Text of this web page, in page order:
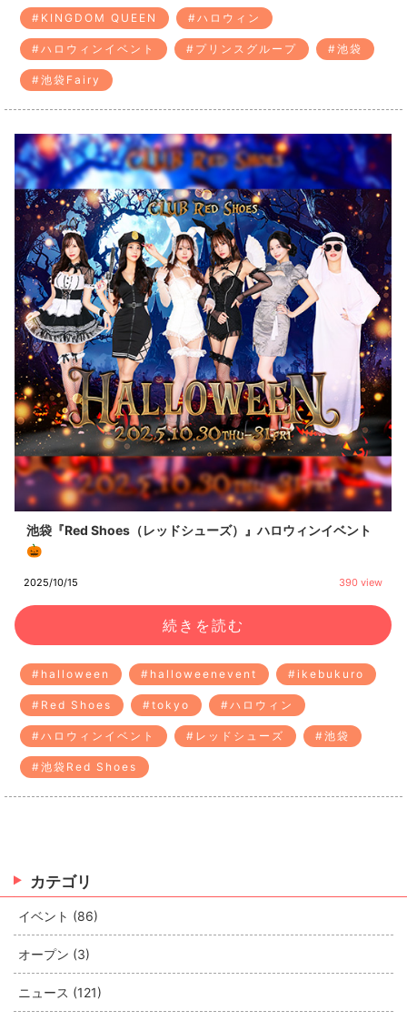
#KINGDOM QUEEN #ハロウィン
#ハロウィンイベント #プリンスグループ #池袋
#池袋Fairy
2025/10/15 390 view
池袋『Red Shoes（レッドシューズ）』ハロウィンイベント
🎃
#halloween #halloweenevent #ikebukuro
#Red Shoes #tokyo #ハロウィン
#ハロウィンイベント #レッドシューズ #池袋
#池袋Red Shoes
続きを読む
カテゴリ
イベント (86)
オープン (3)
ニュース (121)